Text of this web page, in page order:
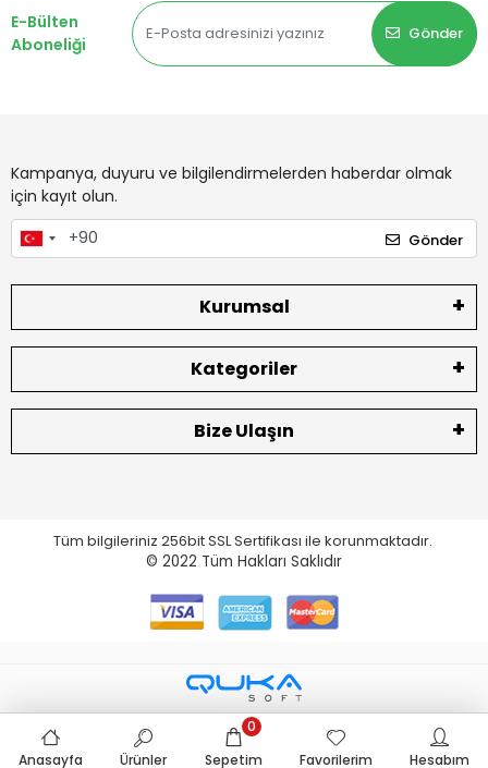
E-Bülten
Aboneliği
Gönder
Kampanya, duyuru ve bilgilendirmelerden haberdar olmak
için kayıt olun.
Gönder
Kurumsal
Kategoriler
Bize Ulaşın
Tüm bilgileriniz 256bit SSL Sertifikası ile korunmaktadır.
© 2022 Tüm Hakları Saklıdır
Anasayfa Ürünler Sepetim
0
Favorilerim
Hesabım